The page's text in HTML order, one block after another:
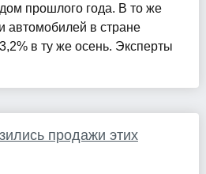
прошлого года. В то же
в стране
в ту же осень. Эксперты
продажи этих